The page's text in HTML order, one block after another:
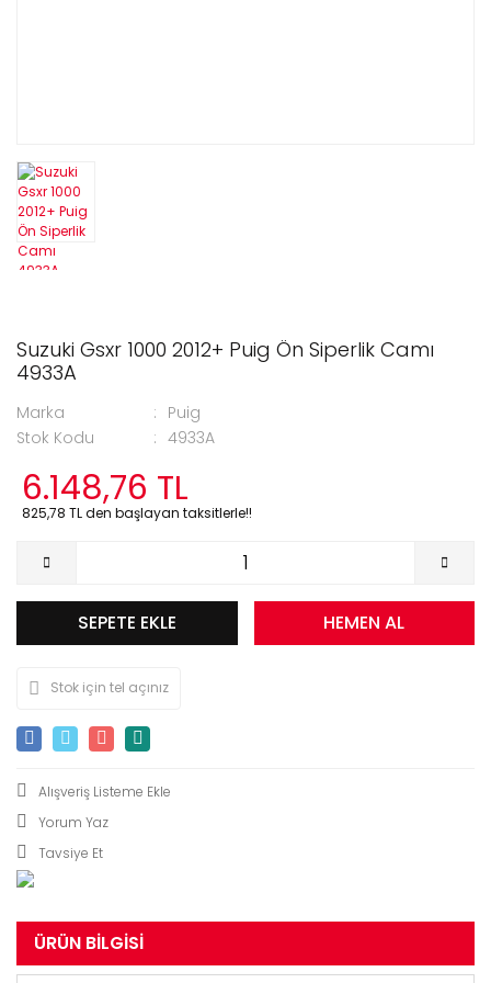
Suzuki Gsxr 1000 2012+ Puig Ön Siperlik Camı
4933A
Marka
Puig
Stok Kodu
4933A
6.148,76 TL
825,78 TL den başlayan taksitlerle!!
SEPETE EKLE HEMEN AL
Stok için tel açınız
Yorum Yaz
Tavsiye Et
ÜRÜN BILGISI